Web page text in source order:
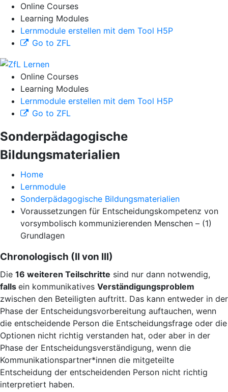
Online Courses
Learning Modules
Lernmodule erstellen mit dem Tool H5P
Go to ZFL
Online Courses
Learning Modules
Lernmodule erstellen mit dem Tool H5P
Go to ZFL
Sonderpädagogische
Bildungsmaterialien
Home
Lernmodule
Sonderpädagogische Bildungsmaterialien
Voraussetzungen für Entscheidungskompetenz von
vorsymbolisch kommunizierenden Menschen – (1)
Grundlagen
Chronologisch (II von III)
Die 16 weiteren Teilschritte sind nur dann notwendig,
falls ein kommunikatives Verständigungsproblem
zwischen den Beteiligten auftritt. Das kann entweder in der
Phase der Entscheidungsvorbereitung auftauchen, wenn
die entscheidende Person die Entscheidungsfrage oder die
Optionen nicht richtig verstanden hat, oder aber in der
Phase der Entscheidungsverständigung, wenn die
Kommunikationspartner*innen die mitgeteilte
Entscheidung der entscheidenden Person nicht richtig
interpretiert haben.